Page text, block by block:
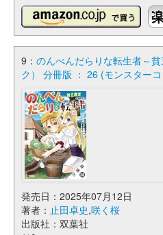
9： のんべんだらりな転生者～
ク） 分冊版 ： 26 (モンスター
発売日：2025年07月12日
著者： 止田卓史,咲く桜
出版社：双葉社